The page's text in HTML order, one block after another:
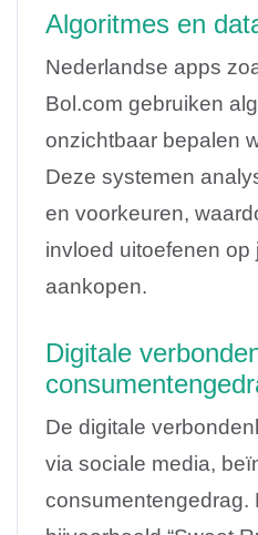
Algoritmes en
Nederlandse apps
Bol.com gebruiken
onzichtbaar bepalen
Deze systemen
en voorkeuren,
invloed uitoefenen op
aankopen.
Digitale
De digitale
via sociale media,
consumentengedrag.